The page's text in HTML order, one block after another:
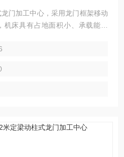
门加工中心，采用龙门框架移动
床具有占地面积小、承载能力
域的大型零件精密加工，可实现
工。